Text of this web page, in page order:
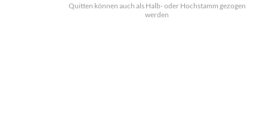
Quitten können auch als Halb- oder Hochstamm gezogen
werden